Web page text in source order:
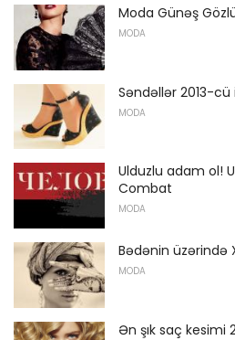
Moda Günəş
MODA
Səndəllər 2013-cü
MODA
Ulduzlu adam ol!
Combat
MODA
Bədənin üzərində
MODA
Ən şık saç kesimi